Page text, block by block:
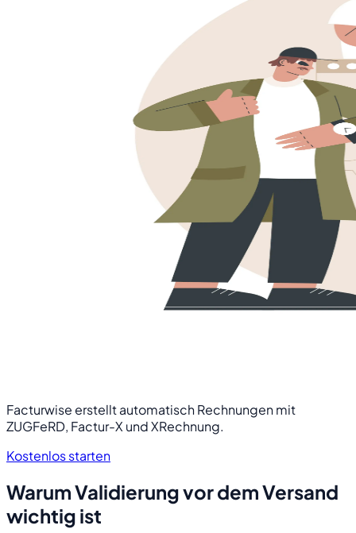
Facturwise erstellt automatisch Rechnungen mit
ZUGFeRD, Factur-X und XRechnung.
Kostenlos starten
Warum Validierung vor dem Versand
wichtig ist